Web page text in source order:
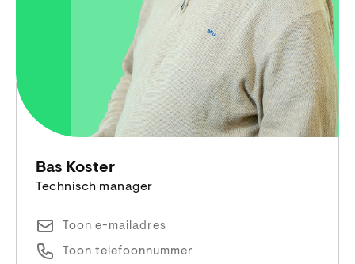
Bas Koster
Technisch manager
Toon e-mailadres
Toon telefoonnummer